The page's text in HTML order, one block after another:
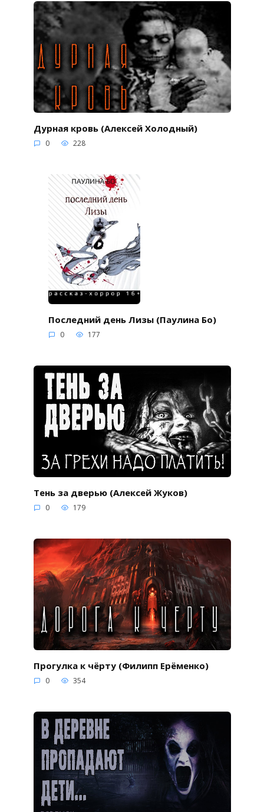
Дурная кровь (Алексей Холодный)
0 228
Последний день Лизы (Паулина Бо)
0 177
Тень за дверью (Алексей Жуков)
0 179
Прогулка к чёрту (Филипп Ерёменко)
0 354